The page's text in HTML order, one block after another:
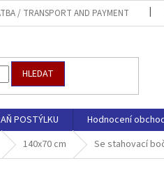
/ TRANSPORT AND PAYMENT
HLEDAT
POSTÝLKU Hodnocení
140x70 cm Se stahovací